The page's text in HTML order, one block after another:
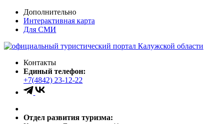
Дополнительно
Интерактивная карта
Для СМИ
Контакты
Единый телефон:
+7(4842) 23-12-22
Отдел развития туризма: